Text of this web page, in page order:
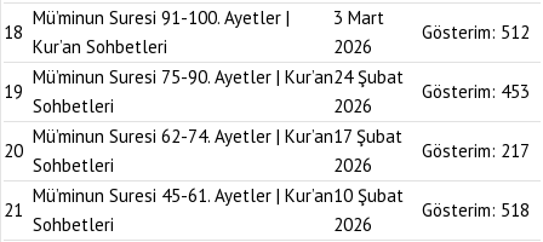
18
Mü’minun Suresi 91-100. Ayetler |
Kur’an Sohbetleri
3 Mart
2026
Gösterim: 512
19
Mü’minun Suresi 75-90. Ayetler | Kur’an
Sohbetleri
24 Şubat
2026
Gösterim: 453
20
Mü’minun Suresi 62-74. Ayetler | Kur’an
Sohbetleri
17 Şubat
2026
Gösterim: 217
21
Mü’minun Suresi 45-61. Ayetler | Kur’an
Sohbetleri
10 Şubat
2026
Gösterim: 518